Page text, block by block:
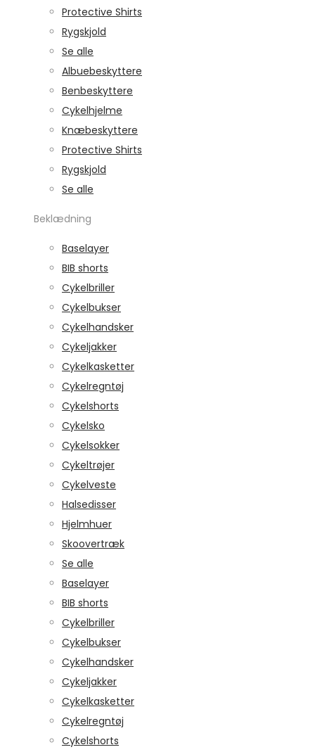
Protective Shirts
Rygskjold
Se alle
Albuebeskyttere
Benbeskyttere
Cykelhjelme
Knæbeskyttere
Protective Shirts
Rygskjold
Se alle
Beklædning
Baselayer
BIB shorts
Cykelbriller
Cykelbukser
Cykelhandsker
Cykeljakker
Cykelkasketter
Cykelregntøj
Cykelshorts
Cykelsko
Cykelsokker
Cykeltrøjer
Cykelveste
Halsedisser
Hjelmhuer
Skoovertræk
Se alle
Baselayer
BIB shorts
Cykelbriller
Cykelbukser
Cykelhandsker
Cykeljakker
Cykelkasketter
Cykelregntøj
Cykelshorts